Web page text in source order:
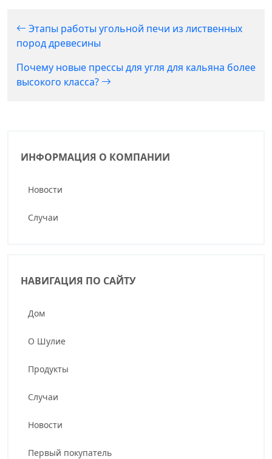
ИНФОРМАЦИЯ О КОМПАНИИ
Новости
Случаи
НАВИГАЦИЯ ПО САЙТУ
Дом
О Шулие
Продукты
Случаи
Новости
Первый покупатель
Этапы работы угольной печи из лиственных
пород древесины
Почему новые прессы для угля для кальяна более
высокого класса?